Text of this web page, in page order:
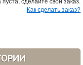
Как сделать заказ?